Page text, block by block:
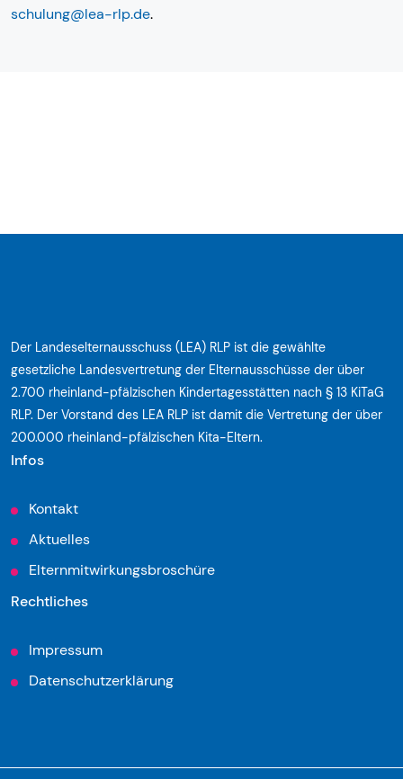
schulung@lea-rlp.de.
Der Landeselternausschuss (LEA) RLP ist die gewählte
gesetzliche Landesvertretung der Elternausschüsse der über
2.700 rheinland-pfälzischen Kindertagesstätten nach § 13 KiTaG
RLP. Der Vorstand des LEA RLP ist damit die Vertretung der über
200.000 rheinland-pfälzischen Kita-Eltern.
Infos
Kontakt
Aktuelles
Elternmitwirkungsbroschüre
Rechtliches
Impressum
Datenschutzerklärung